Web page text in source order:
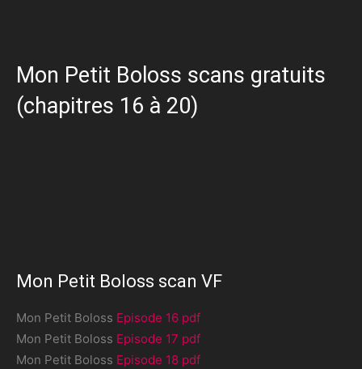
Mon Petit Boloss scans gratuits
(chapitres 16 à 20)
Mon Petit Boloss scan VF
Mon Petit Boloss Episode 16 pdf
Mon Petit Boloss Episode 17 pdf
Mon Petit Boloss Episode 18 pdf